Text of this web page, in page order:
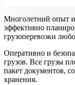
Многолетний опыт
эффективно
грузоперевозки
Оперативно и
грузов. Все грузы
пакет документов,
хранения.